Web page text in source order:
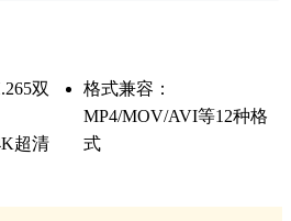
双
超清
格式兼容：
MP4/MOV/AVI等12种格
式